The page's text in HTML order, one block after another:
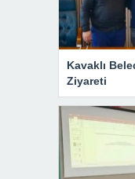
Kavaklı
Ziyareti